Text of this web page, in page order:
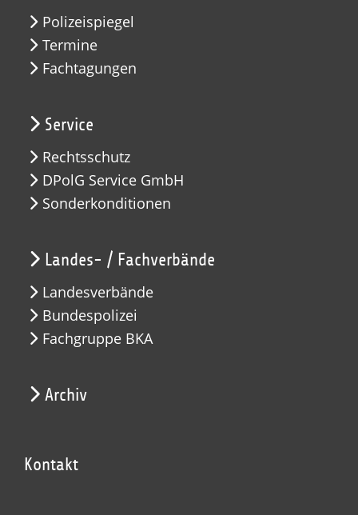
Polizeispiegel
Termine
Fachtagungen
Service
Rechtsschutz
DPolG Service GmbH
Sonderkonditionen
Landes- / Fachverbände
Landesverbände
Bundespolizei
Fachgruppe BKA
Archiv
Kontakt